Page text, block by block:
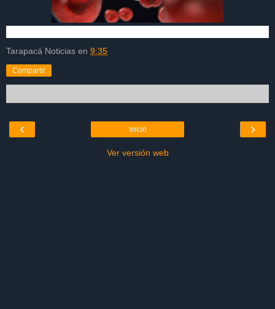
Tarapacá Noticias en 9:35
Compartir
‹ ›
Inicio
Ver versión web